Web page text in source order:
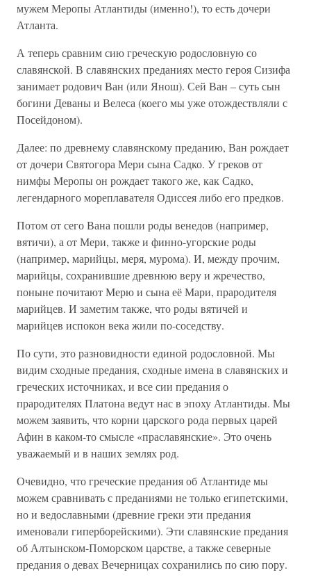
мужем Меропы Атлантиды (именно!), то есть дочери
Атланта.
А теперь сравним сию греческую родословную со
славянской. В славянских преданиях место героя Сизифа
занимает родович Ван (или Янош). Сей Ван – суть сын
богини Деваны и Велеса (коего мы уже отождествляли с
Посейдоном).
Далее: по древнему славянскому преданию, Ван рождает
от дочери Святогора Мери сына Садко. У греков от
нимфы Меропы он рождает такого же, как Садко,
легендарного мореплавателя Одиссея либо его предков.
Потом от сего Вана пошли роды венедов (например,
вятичи), а от Мери, также и финно-угорские роды
(например, марийцы, меря, мурома). И, между прочим,
марийцы, сохранившие древнюю веру и жречество,
поныне почитают Мерю и сына её Мари, прародителя
марийцев. И заметим также, что роды вятичей и
марийцев испокон века жили по-соседству.
По сути, это разновидности единой родословной. Мы
видим сходные предания, сходные имена в славянских и
греческих источниках, и все сии предания о
прародителях Платона ведут нас в эпоху Атлантиды. Мы
можем заявить, что корни царского рода первых царей
Афин в каком-то смысле «праславянские». Это очень
уважаемый и в наших землях род.
Очевидно, что греческие предания об Атлантиде мы
можем сравнивать с преданиями не только египетскими,
но и ведославными (древние греки эти предания
именовали гиперборейскими). Эти славянские предания
об Алтынском-Поморском царстве, а также северные
предания о девах Вечерницах сохранились по сию пору.